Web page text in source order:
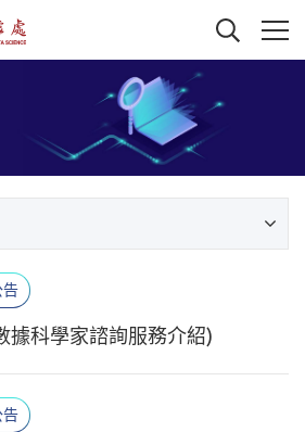
告
據科學家諮詢服務介紹)
告